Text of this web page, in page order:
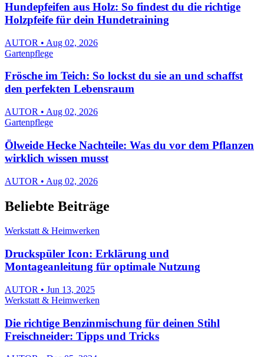
Hundepfeifen aus Holz: So findest du die richtige
Holzpfeife für dein Hundetraining
AUTOR • Aug 02, 2026
Gartenpflege
Frösche im Teich: So lockst du sie an und schaffst
den perfekten Lebensraum
AUTOR • Aug 02, 2026
Gartenpflege
Ölweide Hecke Nachteile: Was du vor dem Pflanzen
wirklich wissen musst
AUTOR • Aug 02, 2026
Beliebte Beiträge
Werkstatt & Heimwerken
Druckspüler Icon: Erklärung und
Montageanleitung für optimale Nutzung
AUTOR • Jun 13, 2025
Werkstatt & Heimwerken
Die richtige Benzinmischung für deinen Stihl
Freischneider: Tipps und Tricks